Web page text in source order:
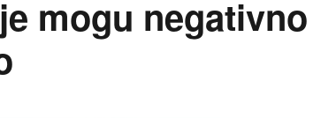
mogu negativno